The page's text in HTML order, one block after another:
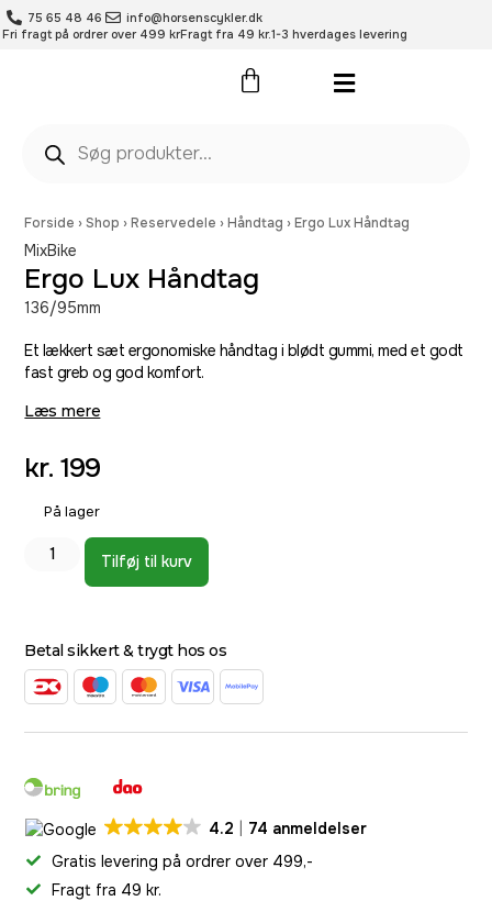
75 65 48 46
info@horsenscykler.dk
Fri fragt på ordrer over 499 krFragt fra 49 kr.1-3 hverdages levering
Forside ›Shop ›Reservedele ›Håndtag ›Ergo Lux Håndtag
MixBike
Ergo Lux Håndtag
136/95mm
Et lækkert sæt ergonomiske håndtag i blødt gummi, med et godt
fast greb og god komfort.
Læs mere
kr. 199
På lager
Tilføj til kurv
Betal sikkert & trygt hos os
4.2
74 anmeldelser
Gratis levering på ordrer over 499,-
Fragt fra 49 kr.